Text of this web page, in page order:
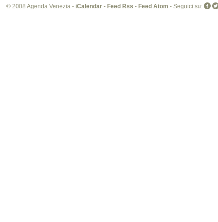
© 2008 Agenda Venezia - iCalendar - Feed Rss - Feed Atom - Seguici su: